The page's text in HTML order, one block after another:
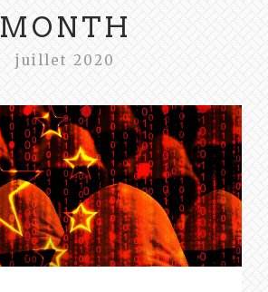
MONTH
juillet 2020